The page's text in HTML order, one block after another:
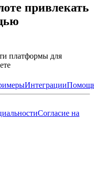
привлекать
платформы для
Интеграции
Согласие на